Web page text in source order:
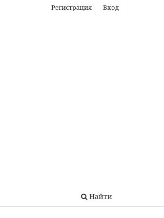
Найти
Регистрация Вход